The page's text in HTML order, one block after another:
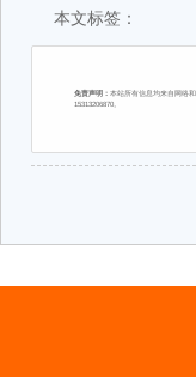
本文标签：
免责声明： 本站所有信息均来自网络
15313206870。